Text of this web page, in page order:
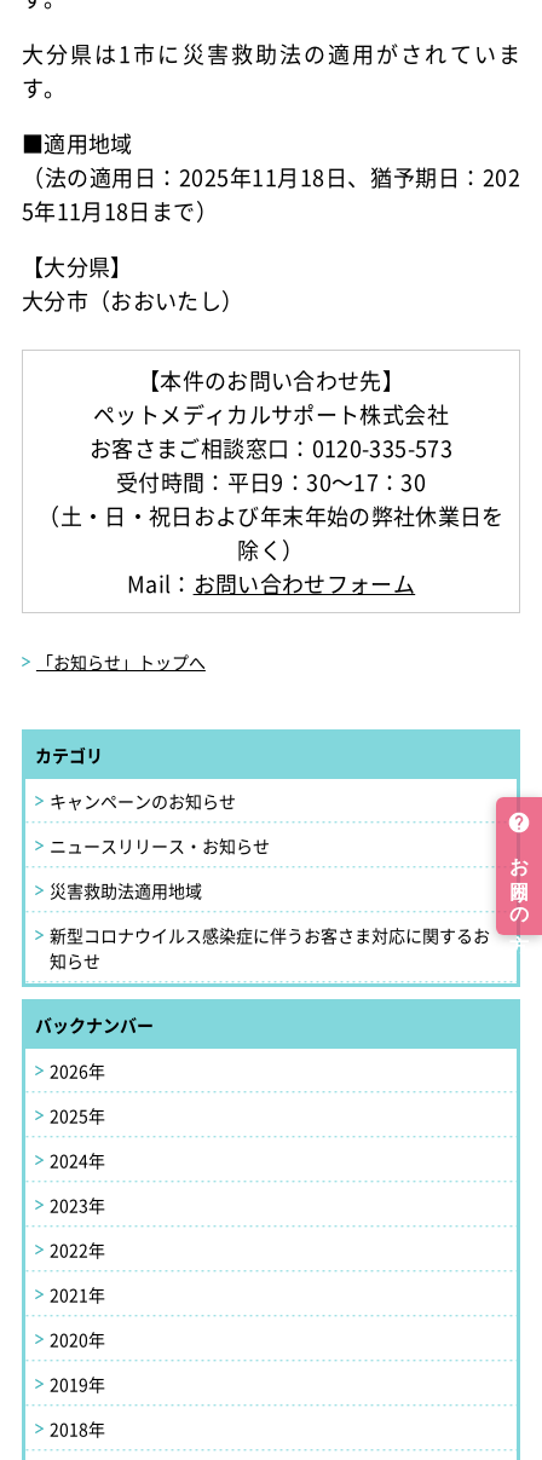
大分県は1市に災害救助法の適用がされていま
す。
■適用地域
（法の適用日：2025年11月18日、猶予期日：202
5年11月18日まで）
【大分県】
大分市（おおいたし）
【本件のお問い合わせ先】
ペットメディカルサポート株式会社
お客さまご相談窓口：0120-335-573
受付時間：平日9：30～17：30
（土・日・祝日および年末年始の弊社休業日を
除く）
Mail： お問い合わせフォーム
「お知らせ」トップへ
カテゴリ
キャンペーンのお知らせ
ニュースリリース・お知らせ
災害救助法適用地域
新型コロナウイルス感染症に伴うお客さま対応に関するお
知らせ
バックナンバー
2026年
2025年
2024年
2023年
2022年
2021年
2020年
2019年
2018年